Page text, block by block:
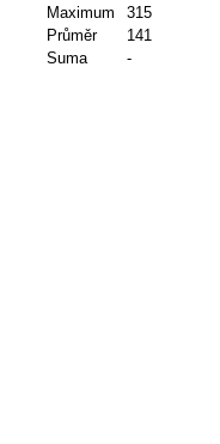
Maximum
315
Průměr
141
Suma
-